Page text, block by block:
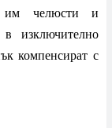
им челюсти и
изключително
компенсират с